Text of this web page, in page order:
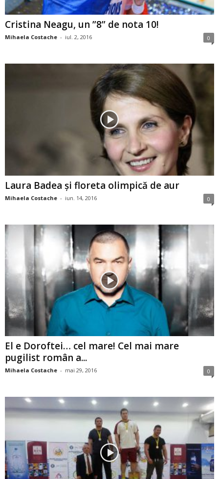
Cristina Neagu, un ”8” de nota 10!
Mihaela Costache - iul. 2, 2016 0
Laura Badea şi floreta olimpică de aur
Mihaela Costache - iun. 14, 2016 0
El e Doroftei… cel mare! Cel mai mare
pugilist român a...
Mihaela Costache - mai 29, 2016 0